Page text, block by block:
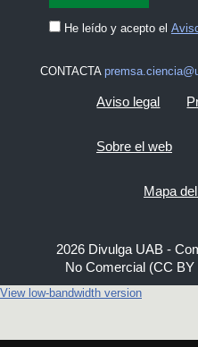
He leído y acepto el
CONTACTA
Aviso legal
Sobre el web
Mapa
2026 Divulga UAB -
No Comercial (CC
View low-bandwidth version